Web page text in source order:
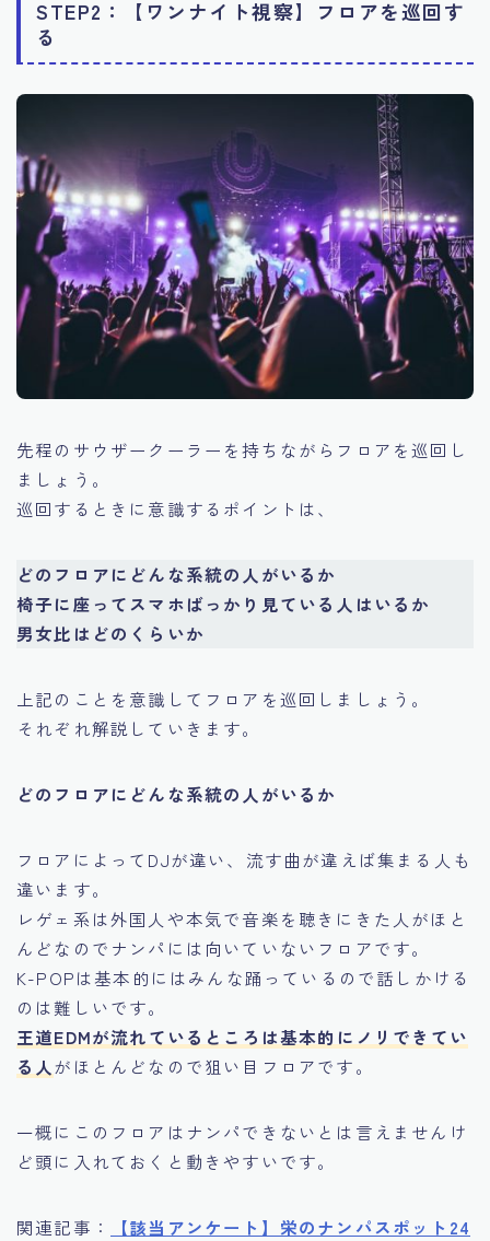
STEP2：【ワンナイト視察】フロアを巡回す
る
先程のサウザークーラーを持ちながらフロアを巡回し
ましょう。
巡回するときに意識するポイントは、
どのフロアにどんな系統の人がいるか
椅子に座ってスマホばっかり見ている人はいるか
男女比はどのくらいか
上記のことを意識してフロアを巡回しましょう。
それぞれ解説していきます。
どのフロアにどんな系統の人がいるか
フロアによってDJが違い、流す曲が違えば集まる人も
違います。
レゲェ系は外国人や本気で音楽を聴きにきた人がほと
んどなのでナンパには向いていないフロアです。
K-POPは基本的にはみんな踊っているので話しかける
のは難しいです。
王道EDMが流れているところは基本的にノリできてい
る人 がほとんどなので狙い目フロアです。
一概にこのフロアはナンパできないとは言えませんけ
ど頭に入れておくと動きやすいです。
関連記事：
【該当アンケート】栄のナンパスポット24